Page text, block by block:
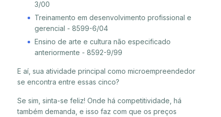
3/00
Treinamento em desenvolvimento profissional e
gerencial - 8599-6/04
Ensino de arte e cultura não especificado
anteriormente - 8592-9/99
E aí, sua atividade principal como microempreendedor
se encontra entre essas cinco?
Se sim, sinta-se feliz! Onde há competitividade, há
também demanda, e isso faz com que os preços